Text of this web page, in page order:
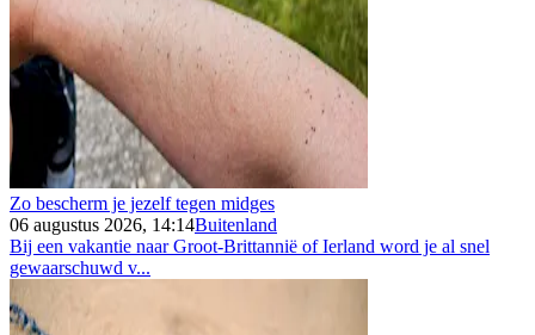
Zo bescherm je jezelf tegen midges
06 augustus 2026, 14:14Buitenland
Bij een vakantie naar Groot-Brittannië of Ierland word je al snel
gewaarschuwd v...